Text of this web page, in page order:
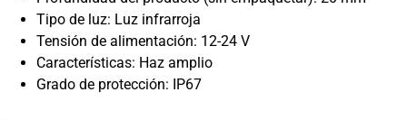
Tipo de luz: Luz infrarroja
Tensión de alimentación: 12-24 V
Características: Haz amplio
Grado de protección: IP67